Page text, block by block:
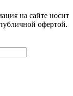
на сайте носит
офертой.